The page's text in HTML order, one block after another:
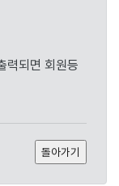
력되면 회원등